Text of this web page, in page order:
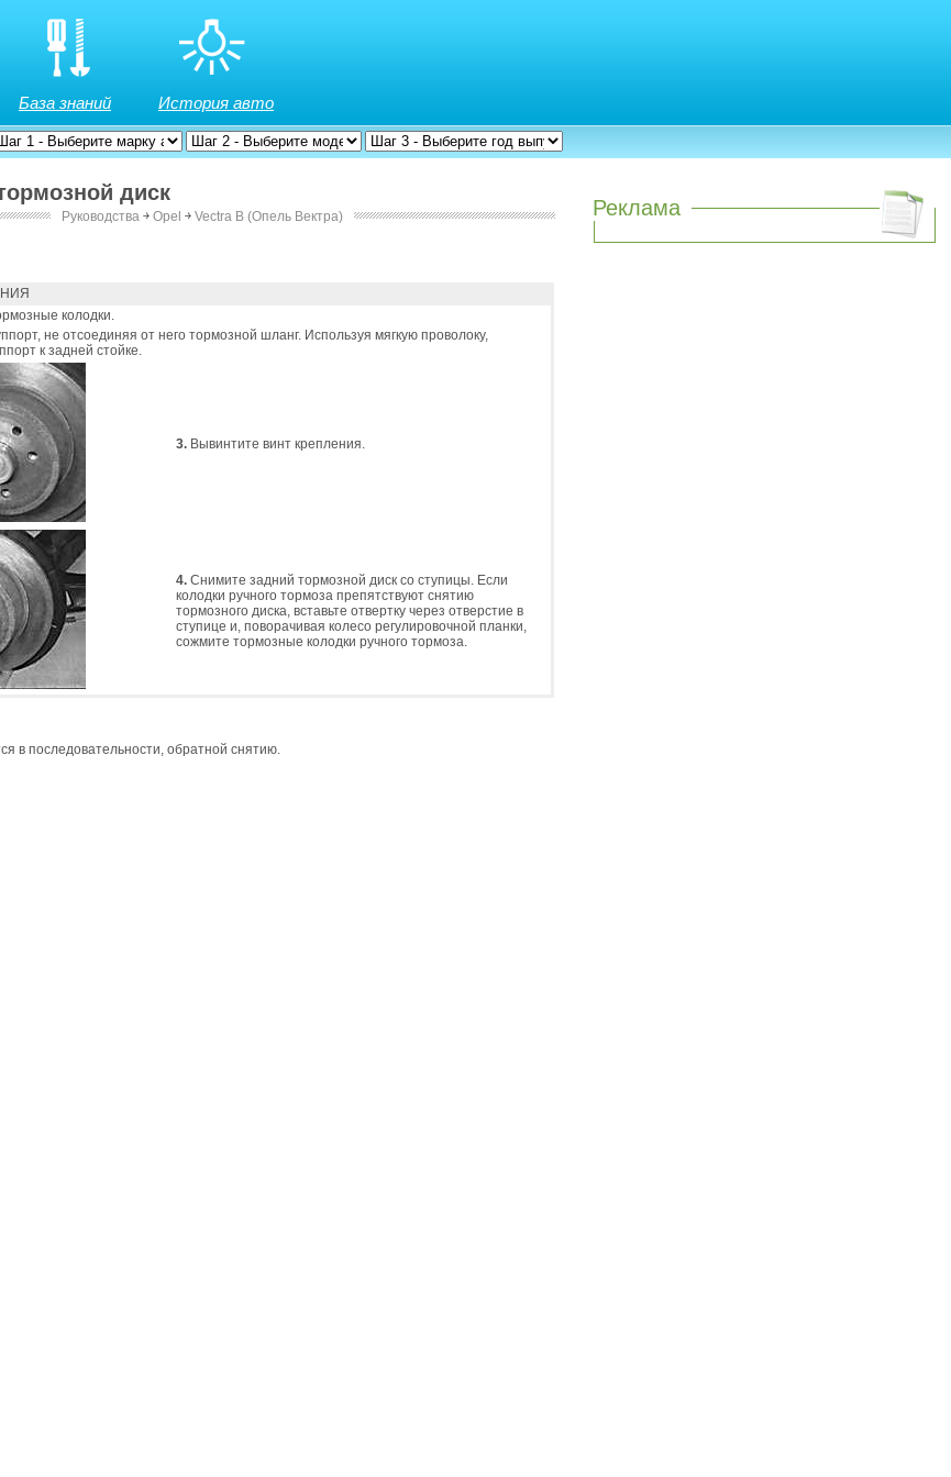
База знаний История авто
диск
Руководства ￫ Opel ￫ Vectra B (Опель Вектра)
колодки.
не отсоединяя от него тормозной шланг. Используя мягкую проволоку,
к задней стойке.
3. Вывинтите винт крепления.
4. Снимите задний тормозной диск со ступицы. Если
колодки ручного тормоза препятствуют снятию
тормозного диска, вставьте отвертку через отверстие в
ступице и, поворачивая колесо регулировочной планки,
сожмите тормозные колодки ручного тормоза.
в последовательности, обратной снятию.
Реклама